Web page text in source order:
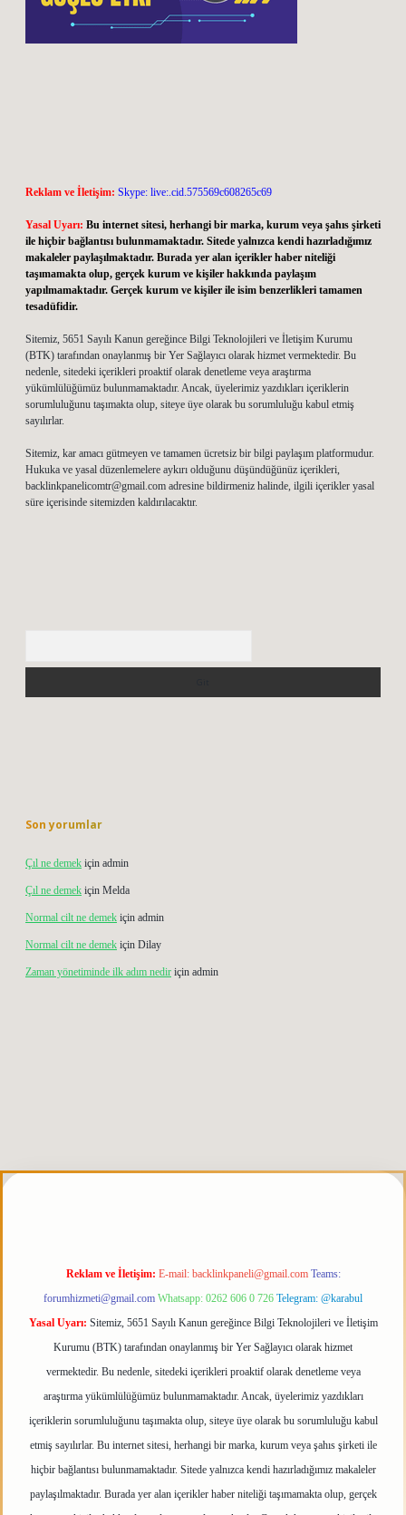
Reklam ve İletişim: Skype: live:.cid.575569c608265c69
Yasal Uyarı: Bu internet sitesi, herhangi bir marka, kurum veya şahıs şirketi
ile hiçbir bağlantısı bulunmamaktadır. Sitede yalnızca kendi hazırladığımız
makaleler paylaşılmaktadır. Burada yer alan içerikler haber niteliği
taşımamakta olup, gerçek kurum ve kişiler hakkında paylaşım
yapılmamaktadır. Gerçek kurum ve kişiler ile isim benzerlikleri tamamen
tesadüfidir.
Sitemiz, 5651 Sayılı Kanun gereğince Bilgi Teknolojileri ve İletişim Kurumu
(BTK) tarafından onaylanmış bir Yer Sağlayıcı olarak hizmet vermektedir. Bu
nedenle, sitedeki içerikleri proaktif olarak denetleme veya araştırma
yükümlülüğümüz bulunmamaktadır. Ancak, üyelerimiz yazdıkları içeriklerin
sorumluluğunu taşımakta olup, siteye üye olarak bu sorumluluğu kabul etmiş
sayılırlar.
Sitemiz, kar amacı gütmeyen ve tamamen ücretsiz bir bilgi paylaşım platformudur.
Hukuka ve yasal düzenlemelere aykırı olduğunu düşündüğünüz içerikleri,
backlinkpanelicomtr@gmail.com adresine bildirmeniz halinde, ilgili içerikler yasal
süre içerisinde sitemizden kaldırılacaktır.
Son yorumlar
Çıl ne demek için admin
Çıl ne demek için Melda
Normal cilt ne demek için admin
Normal cilt ne demek için Dilay
Zaman yönetiminde ilk adım nedir için admin
Reklam ve İletişim: E-mail: backlinkpaneli@gmail.com Teams:
forumhizmeti@gmail.com Whatsapp: 0262 606 0 726 Telegram: @karabul
Yasal Uyarı: Sitemiz, 5651 Sayılı Kanun gereğince Bilgi Teknolojileri ve İletişim
Kurumu (BTK) tarafından onaylanmış bir Yer Sağlayıcı olarak hizmet
vermektedir. Bu nedenle, sitedeki içerikleri proaktif olarak denetleme veya
araştırma yükümlülüğümüz bulunmamaktadır. Ancak, üyelerimiz yazdıkları
içeriklerin sorumluluğunu taşımakta olup, siteye üye olarak bu sorumluluğu kabul
etmiş sayılırlar. Bu internet sitesi, herhangi bir marka, kurum veya şahıs şirketi ile
hiçbir bağlantısı bulunmamaktadır. Sitede yalnızca kendi hazırladığımız makaleler
paylaşılmaktadır. Burada yer alan içerikler haber niteliği taşımamakta olup, gerçek